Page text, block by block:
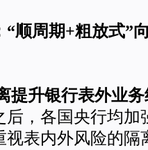
“顺周期+粗放式”
提升银行表外业
后，各国央行均加
视表内外风险的隔